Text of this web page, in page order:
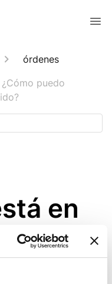
órdenes
puedo
en
la